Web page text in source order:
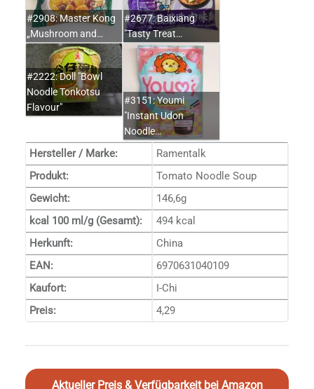
#2908: Master Kong
„Mushroom and…
#2677: Baixiang
"Tasty Treat…
#2222: Doll "Bowl
Noodle Tonkotsu
Flavour"
#3151: Youmi
"Instant Udon
Noodle…
Hersteller / Marke:
Ramentalk
Produkt:
Tomato Noodle Soup
Gewicht:
146,6g
kcal 100 ml/g (Gesamt):
494 kcal
Herkunft:
China
EAN:
6970631040109
Kaufort:
I-Chi
Preis:
4,29
Aktueller Preis & Verfügbarkeit bei Amazon